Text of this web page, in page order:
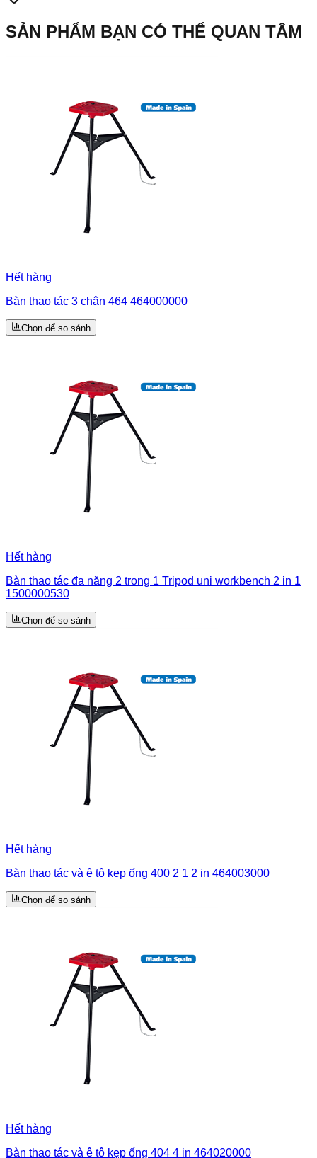
SẢN PHẨM BẠN CÓ THỂ QUAN TÂM
Hết hàng
Bàn thao tác 3 chân 464 464000000
Chọn để so sánh
Hết hàng
Bàn thao tác đa năng 2 trong 1 Tripod uni workbench 2 in 1
1500000530
Chọn để so sánh
Hết hàng
Bàn thao tác và ê tô kẹp ống 400 2 1 2 in 464003000
Chọn để so sánh
Hết hàng
Bàn thao tác và ê tô kẹp ống 404 4 in 464020000